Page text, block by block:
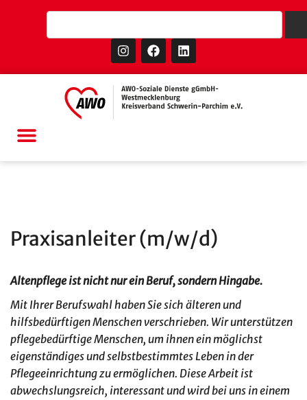
Praxisanleiter (m/w/d)
Altenpflege ist nicht nur ein Beruf, sondern Hingabe.
Mit Ihrer Berufswahl haben Sie sich älteren und
hilfsbedürftigen Menschen verschrieben. Wir unterstützen
pflegebedürftige Menschen, um ihnen ein möglichst
eigenständiges und selbstbestimmtes Leben in der
Pflegeeinrichtung zu ermöglichen. Diese Arbeit ist
abwechslungsreich, interessant und wird bei uns in einem